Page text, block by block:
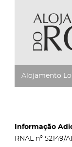
Alojamento
Informação
RNAL nº 52149/